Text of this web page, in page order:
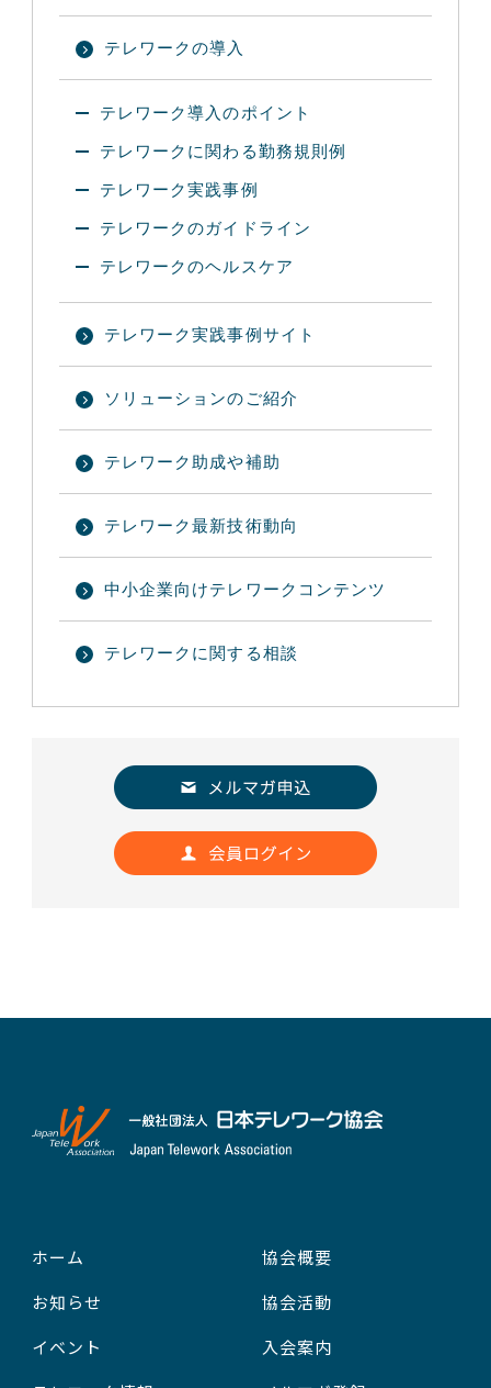
テレワークの導入
テレワーク導入のポイント
テレワークに関わる勤務規則例
テレワーク実践事例
テレワークのガイドライン
テレワークのヘルスケア
テレワーク実践事例サイト
ソリューションのご紹介
テレワーク助成や補助
テレワーク最新技術動向
中小企業向けテレワークコンテンツ
テレワークに関する相談
ホーム
お知らせ
イベント
協会概要
協会活動
入会案内